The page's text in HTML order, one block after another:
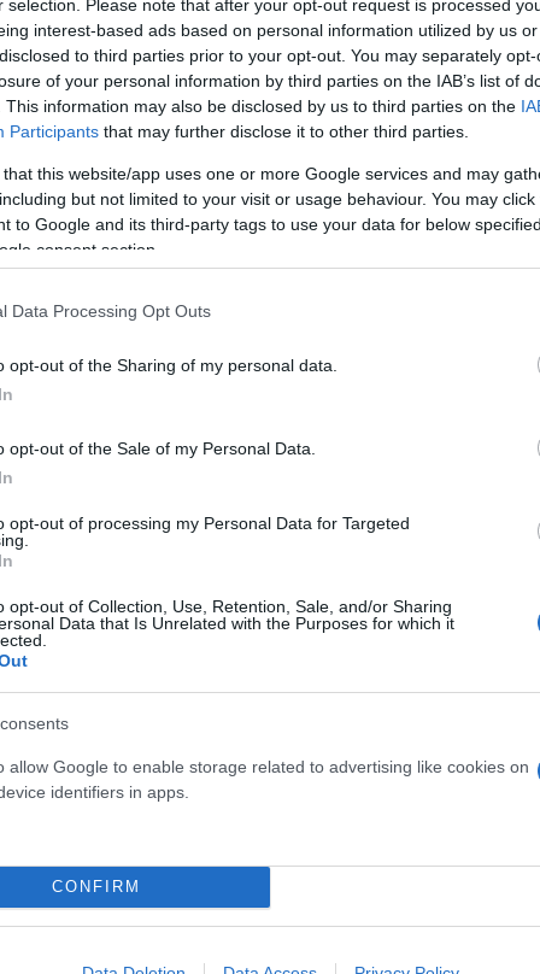
selection. Please note that after your opt-out request is processed
interest-based ads based on personal information utilized by us
to third parties prior to your opt-out. You may separately
of your personal information by third parties on the IAB’s list of
This information may also be disclosed by us to third parties on the
Participants that may further disclose it to other third parties.
that this website/app uses one or more Google services and may
but not limited to your visit or usage behaviour. You may
to Google and its third-party tags to use your data for below
consent section.
Data Processing Opt Outs
opt-out of the Sharing of my personal data.
opt-out of the Sale of my Personal Data.
opt-out of processing my Personal Data for Targeted
opt-out of Collection, Use, Retention, Sale, and/or Sharing
Data that Is Unrelated with the Purposes for which it
allow Google to enable storage related to advertising like cookies on
identifiers in apps.
CONFIRM
σε απόσταση δέκα χιλιομέτρων από την πόλη
το νέο κτήριο του Δημοτικού Σχολείου που η
ο δήμαρχος Εμμανουήλ Παπά, Δημήτρης
αρκετοί μαθητές.
μαζί τους και απευθυνόμενος σε
στα θρανία. Συνομίλησε με κατοίκους και η
στον πρωθυπουργό, λέγοντας: «Σας
ίδια, το 2012 έφυγε στη Βρετανία για σπουδές
δασκάλα, διότι αισθάνεται πιο ασφαλής στην
ξεναγήθηκε στους χώρους του νέου
Flash.gr